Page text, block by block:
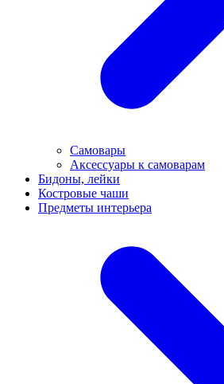
Самовары
Аксессуары к самоварам
Бидоны, лейки
Костровые чаши
Предметы интерьера